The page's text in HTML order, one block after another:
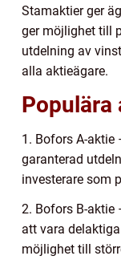
Stamaktier ger
ger möjlighet till
utdelning av
alla aktieägare.
Populära
1. Bofors A-aktie
garanterad
investerare som
2. Bofors B-aktie
att vara
möjlighet till